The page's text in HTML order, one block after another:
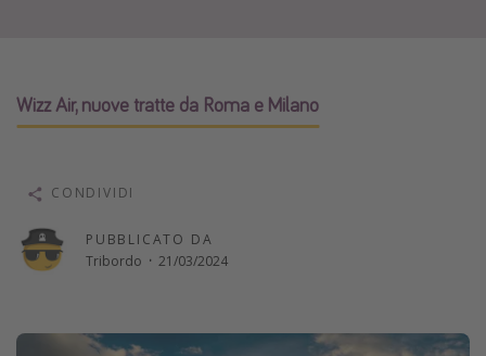
Altri argomenti
Calendario di viaggio
Città più visitate
Wizz Air, nuove tratte da Roma e Milano
PUBBLICATO DA
Tribordo · 21/03/2024
CONDIVIDI